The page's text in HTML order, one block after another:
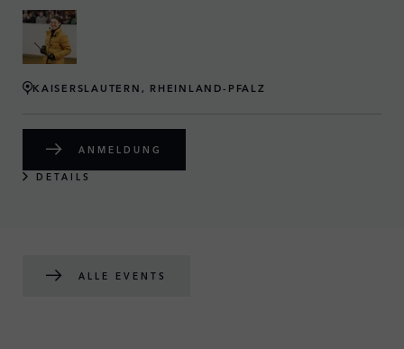
KAISERSLAUTERN, RHEINLAND-PFALZ
ANMELDUNG
DETAILS
ALLE EVENTS